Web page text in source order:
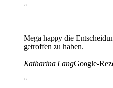
“
Mega happy die
getroffen zu haben.
Katharina LangGoogle-
“